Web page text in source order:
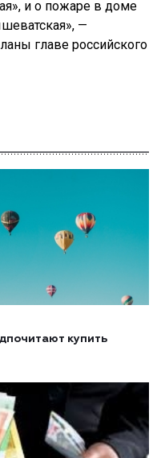
и о пожаре в доме
—
главе российского
купить